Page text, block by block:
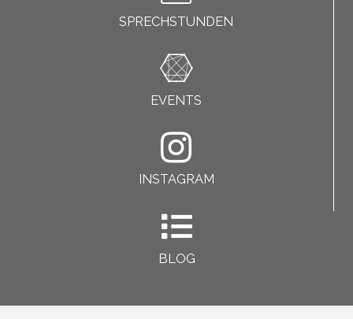
SPRECHSTUNDEN
EVENTS
INSTAGRAM
BLOG